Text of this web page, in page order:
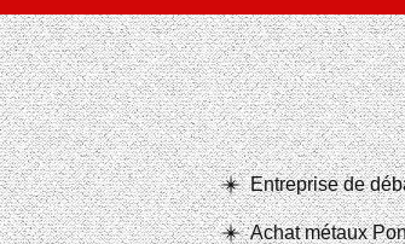
Entreprise de
Achat métaux